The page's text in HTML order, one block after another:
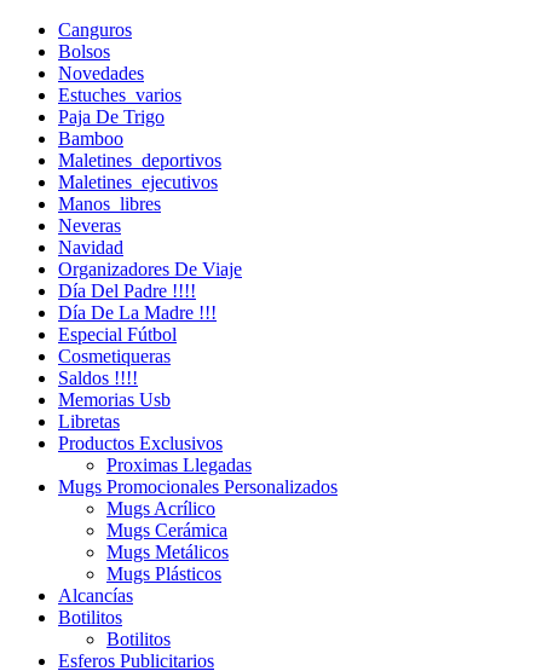
Canguros
Bolsos
Novedades
Estuches_varios
Paja De Trigo
Bamboo
Maletines_deportivos
Maletines_ejecutivos
Manos_libres
Neveras
Navidad
Organizadores De Viaje
Día Del Padre !!!!
Día De La Madre !!!
Especial Fútbol
Cosmetiqueras
Saldos !!!!
Memorias Usb
Libretas
Productos Exclusivos
Proximas Llegadas
Mugs Promocionales Personalizados
Mugs Acrílico
Mugs Cerámica
Mugs Metálicos
Mugs Plásticos
Alcancías
Botilitos
Botilitos
Esferos Publicitarios